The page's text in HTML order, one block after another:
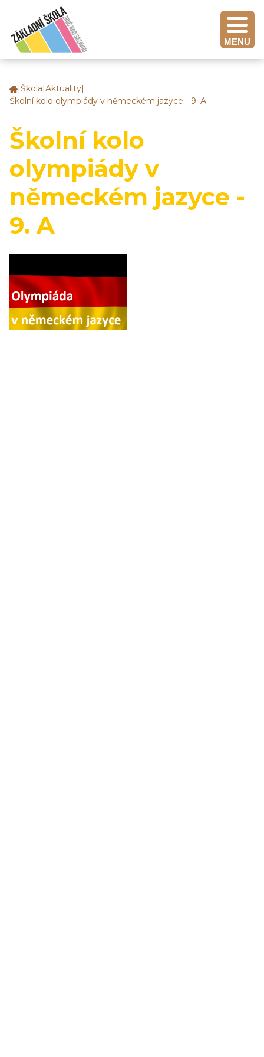
MENU
Základní
škola
nad
Sázavou
Škola Aktuality
Školní kolo olympiády v německém jazyce - 9. A
Školní kolo
olympiády v
německém jazyce -
9. A